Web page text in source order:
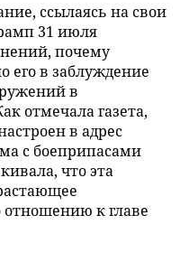
ссылаясь на свои
31 июля
почему
его в заблуждение
в
отмечала газета,
в адрес
с боеприпасами
что эта
к главе